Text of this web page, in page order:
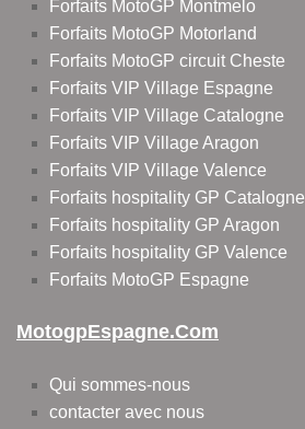
Forfaits MotoGP Montmelo
Forfaits MotoGP Motorland
Forfaits MotoGP circuit Cheste
Forfaits VIP Village Espagne
Forfaits VIP Village Catalogne
Forfaits VIP Village Aragon
Forfaits VIP Village Valence
Forfaits hospitality GP Catalogne
Forfaits hospitality GP Aragon
Forfaits hospitality GP Valence
Forfaits MotoGP Espagne
MotogpEspagne.com
Qui sommes-nous
contacter avec nous